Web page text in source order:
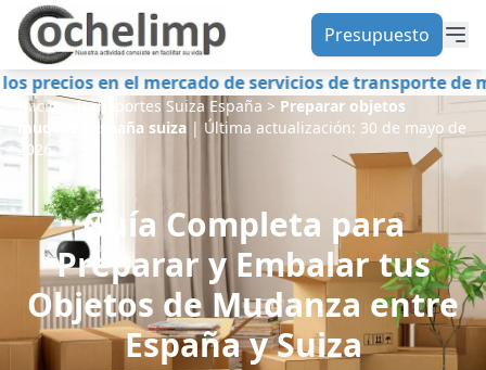
Presupuesto
de servicios de transporte de mudanzas y
Inicio>Transportes Suiza España > Preparar objetos
mudanza españa suiza | Última actualización: 30 de mayo de
2026
Guía Completa para
Preparar y Embalar tus
Objetos de Mudanza entre
España y Suiza